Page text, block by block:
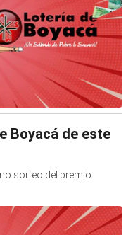
Boyacá de este
sorteo del premio